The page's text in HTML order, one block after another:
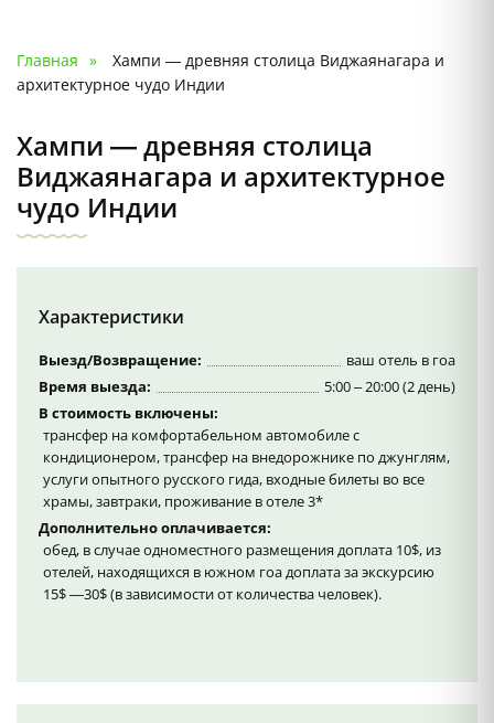
Главная
Хампи — древняя столица Виджаянагара и
архитектурное чудо Индии
Хампи — древняя столица
Виджаянагара и архитектурное
чудо Индии
Характеристики
Выезд/Возвращение:
ваш отель в гоа
Время выезда:
5:00 – 20:00 (2 день)
В стоимость включены:
трансфер на комфортабельном автомобиле с
кондиционером, трансфер на внедорожнике по джунглям,
услуги опытного русского гида, входные билеты во все
храмы, завтраки, проживание в отеле 3*
Дополнительно оплачивается:
обед, в случае одноместного размещения доплата 10$, из
отелей, находящихся в южном гоа доплата за экскурсию
15$ —30$ (в зависимости от количества человек).